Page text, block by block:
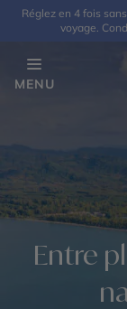
Réglez en 4 fois
voyage.
MENU
Entre